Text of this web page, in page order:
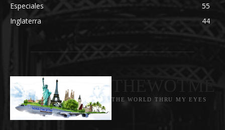
Especiales
55
Inglaterra
44
THE WORLD THRU MY EYES